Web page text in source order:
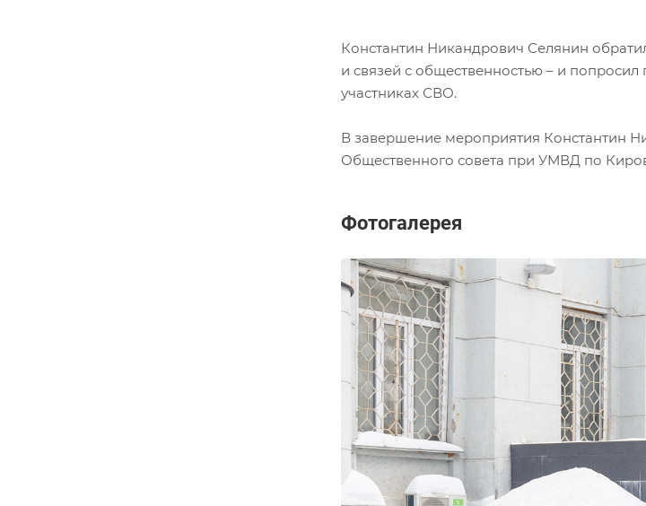
Константин Никандрович Селянин
и связей с общественностью – и
участниках СВО.
В завершение мероприятия Константин
Общественного совета при УМВД по
Фотогалерея